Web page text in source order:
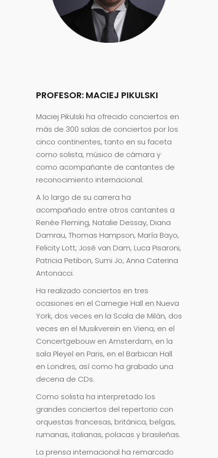
PROFESOR: MACIEJ PIKULSKI
Maciej Pikulski ha ofrecido conciertos en
más de 300 salas de conciertos por los
cinco continentes, tanto en su faceta
como solista, músico de cámara y
como acompañante de cantantes de
reconocimiento internacional.
A lo largo de su carrera ha
acompañado entre otros cantantes a
Renée Fleming, Natalie Dessay, Diana
Damrau, Thomas Hampson, María Bayo,
Felicity Lott, José van Dam, Luca Pisaroni,
Patricia Petibon, Sumi Jo, Anna Caterina
Antonacci.
Ha realizado conciertos en tres
ocasiones en el Carnegie Hall en Nueva
York, dos veces en la Scala de Milán, dos
veces en el Musikverein en Viena, en el
Concertgebouw en Amsterdam, en la
sala Pleyel en Paris, en el Barbican Hall
en Londres, así como ha grabado una
decena de CDs.
Como solista ha interpretado los
grandes conciertos del repertorio con
orquestas francesas, británica, belgas,
rumanas, italianas, polacas y brasileñas.
La prensa internacional ha remarcado